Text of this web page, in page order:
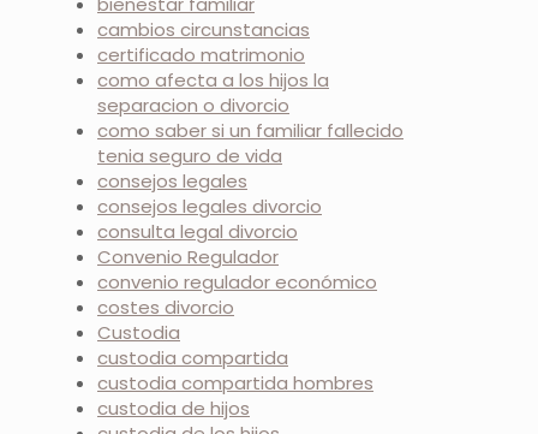
cambios circunstancias
certificado matrimonio
como afecta a los hijos la
separacion o divorcio
como saber si un familiar fallecido
tenia seguro de vida
consejos legales
consejos legales divorcio
consulta legal divorcio
Convenio Regulador
convenio regulador económico
costes divorcio
Custodia
custodia compartida
custodia compartida hombres
custodia de hijos